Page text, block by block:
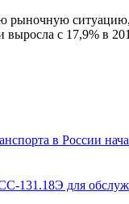
рыночную
с 17,9% в
в России
131.18Э для